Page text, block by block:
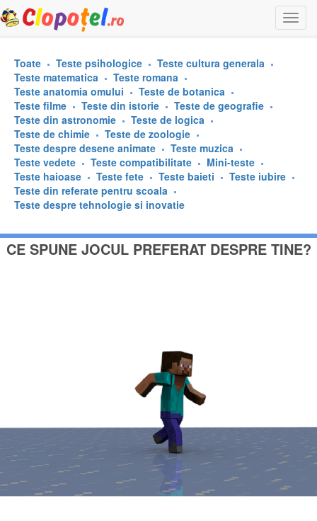
Toate Teste psihologice
Teste cultura generala
Teste matematica
Teste romana
Teste anatomia omului
Teste de botanica
Teste filme
Teste din istorie
Teste de geografie
Teste din astronomie
Teste de logica
Teste de chimie
Teste de zoologie
Teste despre desene animate
Teste muzica
Teste vedete
Teste compatibilitate
Mini-teste
Teste haioase
Teste fete Teste baieti
Teste iubire
Teste din referate pentru scoala
Teste despre tehnologie si inovatie
CE SPUNE JOCUL PREFERAT DESPRE TINE?